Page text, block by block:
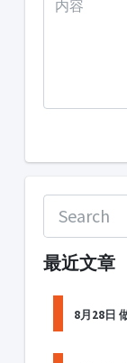
最近文章
8月28日